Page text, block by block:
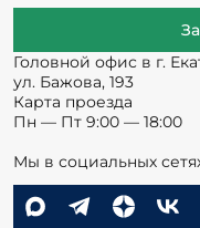
Головной офис в г.
ул. Бажова, 193
Карта проезда
Пн — Пт 9:00 — 18:00
Мы в социальных